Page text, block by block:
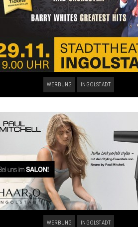
WERBUNG INGOLSTADT
WERBUNG INGOLSTADT